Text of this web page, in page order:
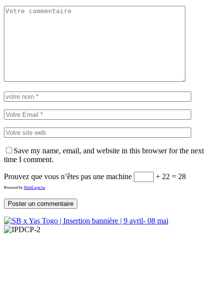
Save my name, email, and website in this browser for the next
time I comment.
Prouvez que vous n’êtes pas une machine + 22 = 28
Powered by MathCaptcha